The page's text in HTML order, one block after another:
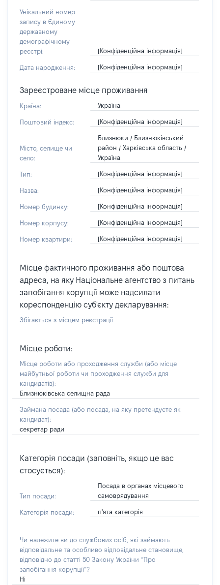
Унікальний номер
запису в Єдиному
державному
демографічному
реєстрі:
[Конфіденційна інформація]
Дата народження: [Конфіденційна інформація]
Зареєстроване місце проживання
Країна: Україна
Поштовий індекс: [Конфіденційна інформація]
Місто, селище чи
село:
Близнюки / Близнюківський
район / Харківська область /
Україна
Тип: [Конфіденційна інформація]
Назва: [Конфіденційна інформація]
Номер будинку: [Конфіденційна інформація]
Номер корпусу: [Конфіденційна інформація]
Номер квартири: [Конфіденційна інформація]
Місце фактичного проживання або поштова
адреса, на яку Національне агентство з питань
запобігання корупції може надсилати
кореспонденцію суб'єкту декларування:
Збігається з місцем реєстрації
Місце роботи:
Місце роботи або проходження служби (або місце
майбутньої роботи чи проходження служби для
кандидатів):
Близнюківська селищна рада
Займана посада (або посада, на яку претендуєте як
кандидат):
секретар ради
Категорія посади (заповніть, якщо це вас
стосується):
Тип посади:
Посада в органах місцевого
самоврядування
Категорія посади: п'ята категорія
Чи належите ви до службових осіб, які займають
відповідальне та особливо відповідальне становище,
відповідно до статті 50 Закону України “Про
запобігання корупції”?
Ні